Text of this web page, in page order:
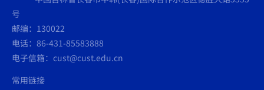
号
邮编：130022
电话：86-431-85583888
电子信箱：cust@cust.edu.cn
常用链接